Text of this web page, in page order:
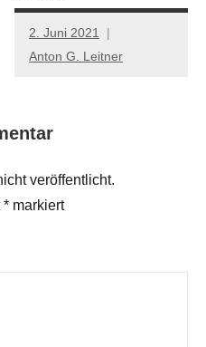
2. Juni 2021
Anton G. Leitner
veröffentlicht.
* markiert